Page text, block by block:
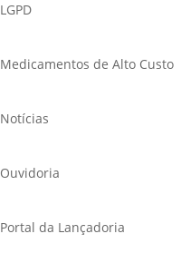
LGPD
Medicamentos de Alto Custo
Notícias
Ouvidoria
Portal da Lançadoria